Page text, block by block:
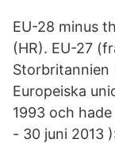
EU-28 minus
(HR). EU-27
Storbritannien
Europeiska
1993 och hade
- 30 juni 2013